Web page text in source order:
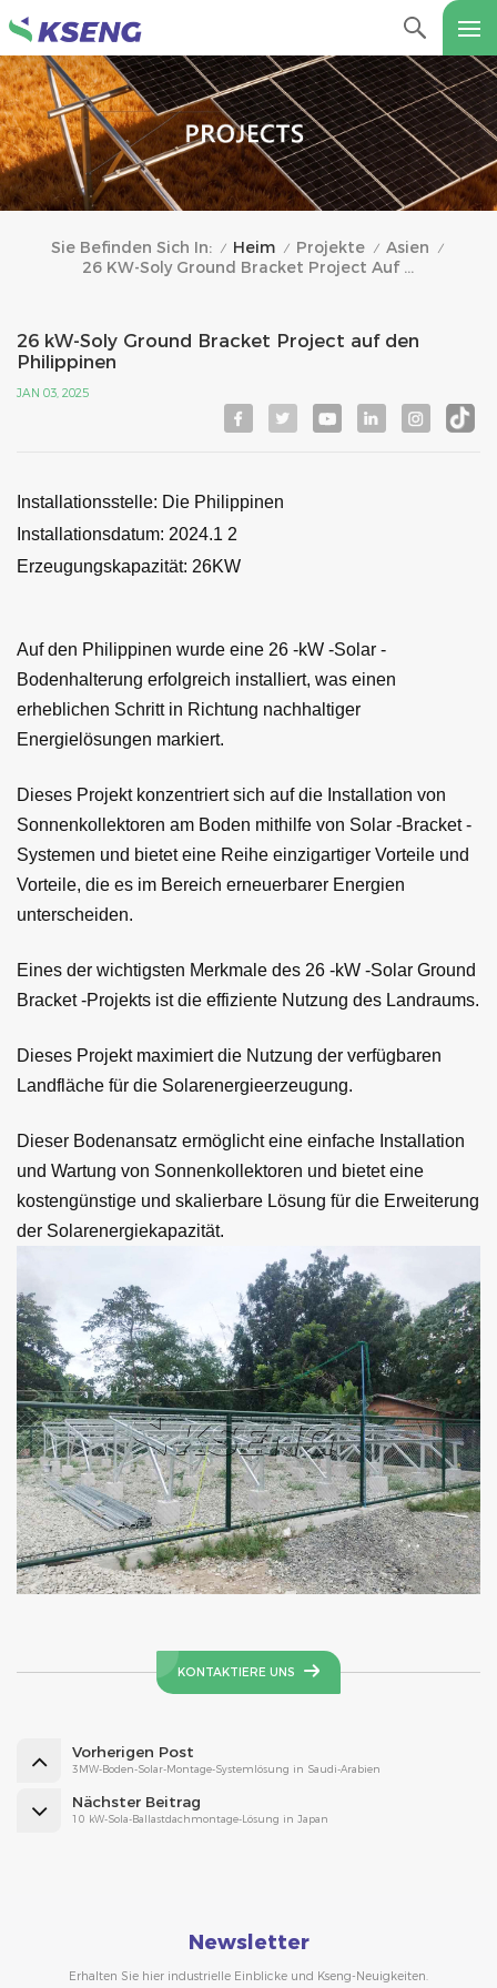
Sie Befinden Sich In: / Heim / Projekte / Asien /
26 KW-Soly Ground Bracket Project Auf Den Philippinen
26 kW-Soly Ground Bracket Project auf den
Philippinen
JAN 03, 2025
Installationsstelle: Die Philippinen
Installationsdatum: 2024.1 2
Erzeugungskapazität: 26KW
Auf den Philippinen wurde eine 26 -kW -Solar -
Bodenhalterung erfolgreich installiert, was einen
erheblichen Schritt in Richtung nachhaltiger
Energielösungen markiert.
Dieses Projekt konzentriert sich auf die Installation von
Sonnenkollektoren am Boden mithilfe von Solar -Bracket -
Systemen und bietet eine Reihe einzigartiger Vorteile und
Vorteile, die es im Bereich erneuerbarer Energien
unterscheiden.
Eines der wichtigsten Merkmale des 26 -kW -Solar Ground
Bracket -Projekts ist die effiziente Nutzung des Landraums.
Dieses Projekt maximiert die Nutzung der verfügbaren
Landfläche für die Solarenergieerzeugung.
Dieser Bodenansatz ermöglicht eine einfache Installation
und Wartung von Sonnenkollektoren und bietet eine
kostengünstige und skalierbare Lösung für die Erweiterung
der Solarenergiekapazität.
KONTAKTIERE UNS
Vorherigen Post
3MW-Boden-Solar-Montage-Systemlösung in Saudi-Arabien
Nächster Beitrag
10 kW-Sola-Ballastdachmontage-Lösung in Japan
Newsletter
Erhalten Sie hier industrielle Einblicke und Kseng-Neuigkeiten.